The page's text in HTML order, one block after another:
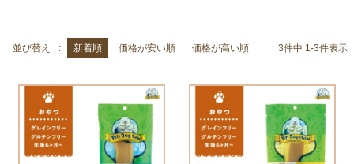
並び替え 新着順 価格が安い順 価格が高い順 3件中 1-3件表示